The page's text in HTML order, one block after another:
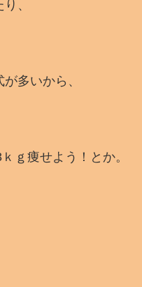
、
多いから、
ｇ痩せよう！とか。